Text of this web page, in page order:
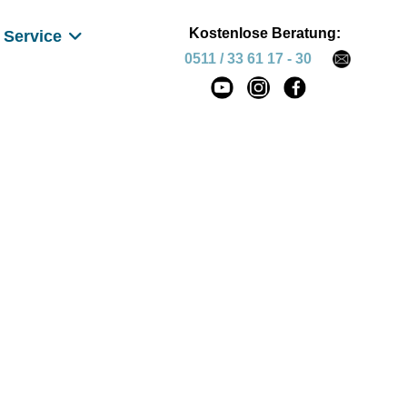
Service
Kostenlose Beratung:
0511 / 33 61 17 - 30